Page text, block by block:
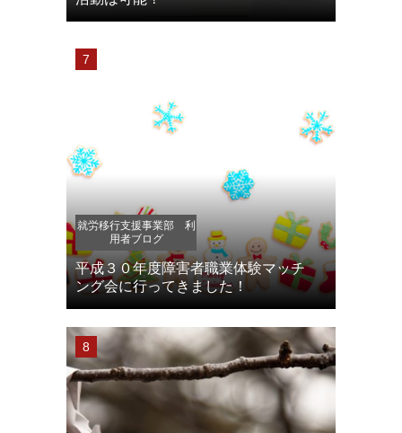
就労移行支援事業部 利
用者ブログ
平成３０年度障害者職業体験マッチ
ング会に行ってきました！